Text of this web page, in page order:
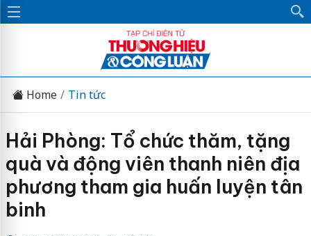
Home Tin tức
Hải Phòng: Tổ chức thăm, tặng
quà và động viên thanh niên địa
phương tham gia huấn luyện tân
binh